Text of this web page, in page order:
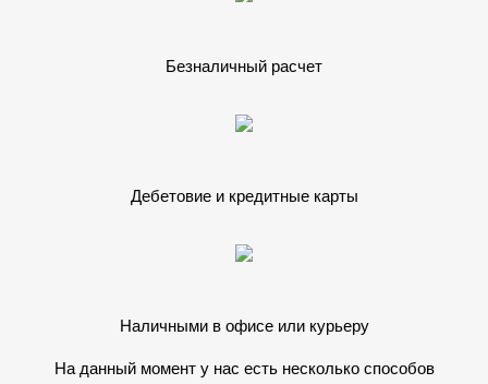
Безналичный расчет
Дебетовие и кредитные карты
Наличными в офисе или курьеру
На данный момент у нас есть несколько способов